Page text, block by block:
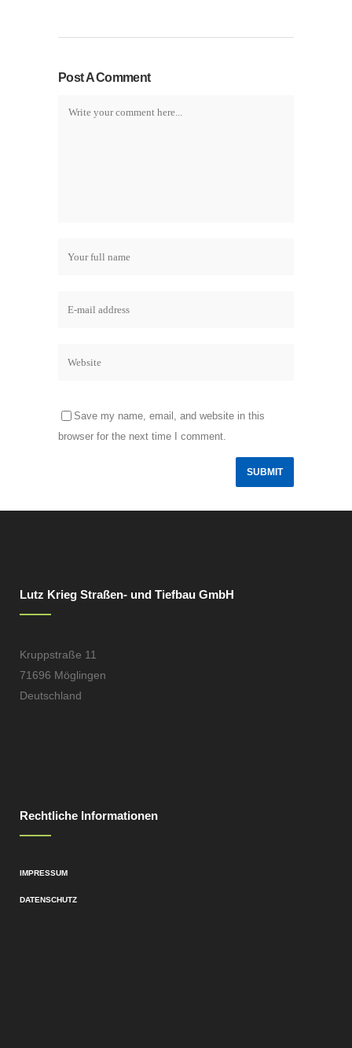
Post A Comment
Save my name, email, and website in this
browser for the next time I comment.
Lutz Krieg Straßen- und Tiefbau GmbH
Kruppstraße 11
71696 Möglingen
Deutschland
Rechtliche Informationen
IMPRESSUM
DATENSCHUTZ